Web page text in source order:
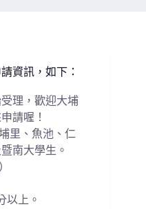
資訊，如下：
理， 歡迎大埔
請喔！
里、魚池、仁
南大學生。
以上。